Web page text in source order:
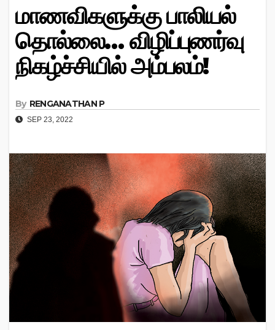
மாணவிகளுக்கு பாலியல்
தொல்லை… விழிப்புணர்வு
நிகழ்ச்சியில் அம்பலம்!
By RENGANATHAN P
SEP 23, 2022